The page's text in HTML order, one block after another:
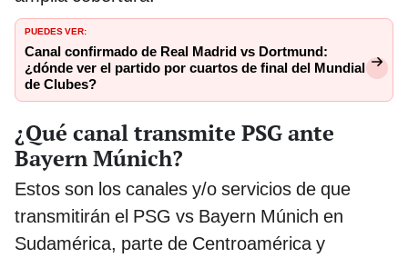
PUEDES VER:
Canal confirmado de Real Madrid vs Dortmund:
¿dónde ver el partido por cuartos de final del Mundial
de Clubes?
¿Qué canal transmite PSG ante
Bayern Múnich?
Estos son los canales y/o servicios de que
transmitirán el PSG vs Bayern Múnich en
Sudamérica, parte de Centroamérica y